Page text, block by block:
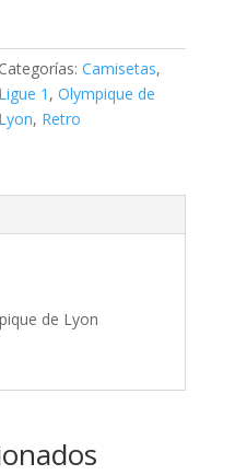
Categorías:Camisetas,
Ligue 1 ,Olympique de
Lyon, Retro
de Lyon